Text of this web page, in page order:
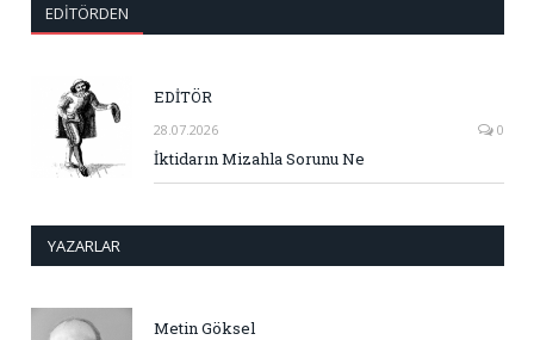
EDITÖRDEN
EDİTÖR
28.07.2026 0
İktidarın Mizahla Sorunu Ne
YAZARLAR
Metin Göksel